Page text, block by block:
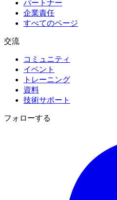
パートナー
企業責任
すべてのページ
交流
コミュニティ
イベント
トレーニング
資料
技術サポート
フォローする